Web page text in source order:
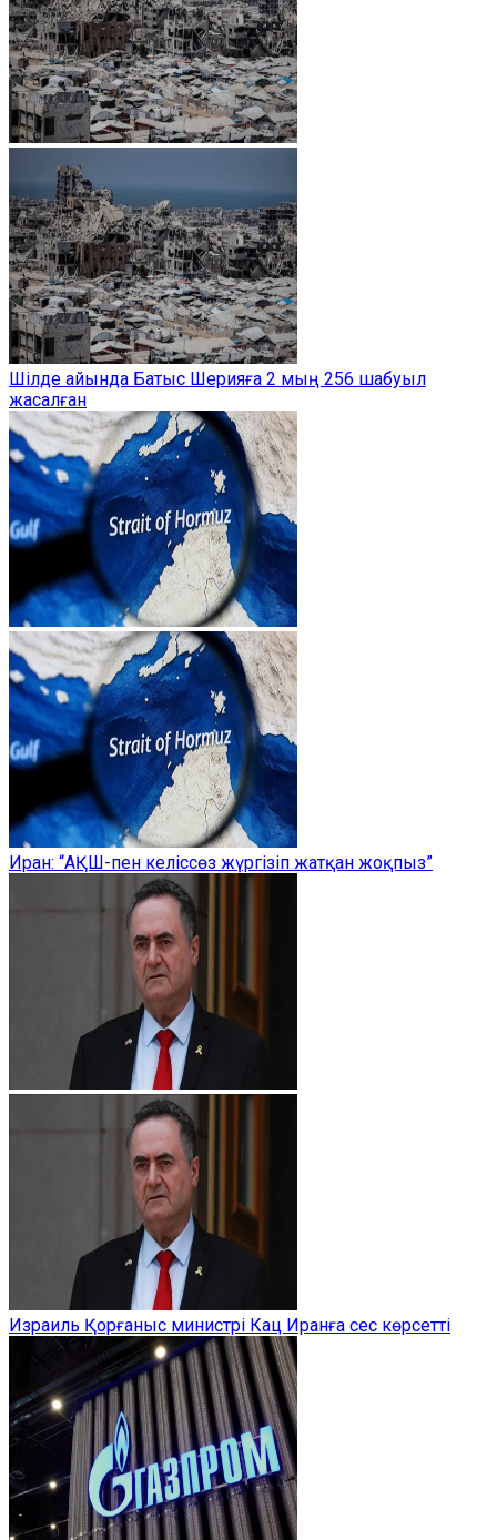
Шілде айында Батыс Шерияға 2 мың 256 шабуыл
жасалған
Иран: “АҚШ-пен келіссөз жүргізіп жатқан жоқпыз”
Израиль Қорғаныс министрі Кац Иранға сес көрсетті